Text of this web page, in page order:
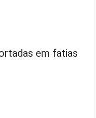
em fatias